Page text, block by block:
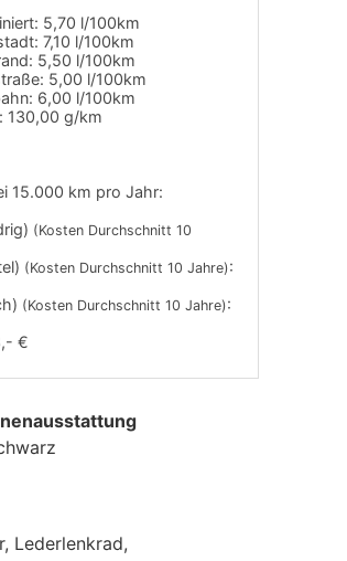
5,70 l/100km
7,10 l/100km
5,50 l/100km
5,00 l/100km
6,00 l/100km
130,00 g/km
15.000 km pro Jahr:
(Kosten Durchschnitt 10
(Kosten Durchschnitt 10 Jahre):
(Kosten Durchschnitt 10 Jahre):
€
Lederlenkrad,